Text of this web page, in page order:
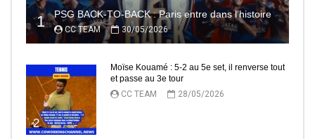
1 PSG BACK-TO-BACK : Paris entre dans l’histoire
CC TEAM 30/05/2026
2
Moïse Kouamé : 5-2 au 5e set, il renverse tout
et passe au 3e tour
CC TEAM
28/05/2026